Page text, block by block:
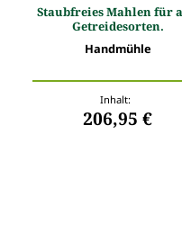
Staubfreies Mahlen für
Getreidesorten.
Handmühle
Inhalt:
206,95 €